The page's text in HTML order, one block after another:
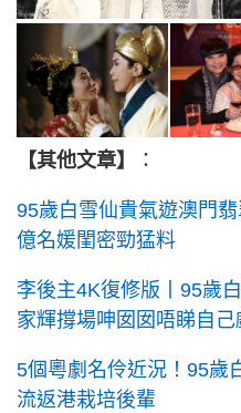
【其他文章】 ：
95歲白雪仙貴氣遊澳門
億名媛閨密勁猛料
李後主4K復修版丨95歲
家輝撐場呻囡囡唔睇自己
5個粵劇名伶近況！95歲
流返港栽培後輩